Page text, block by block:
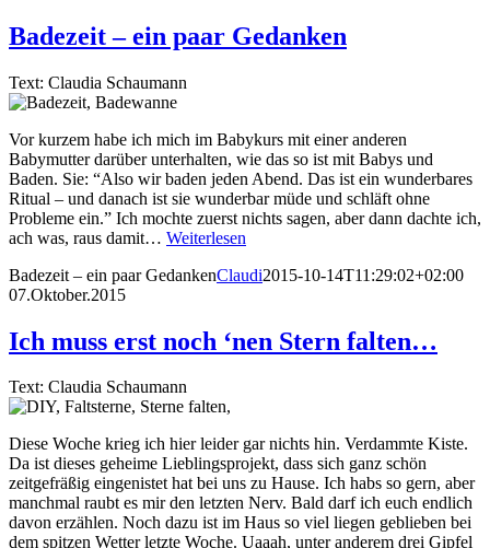
Badezeit – ein paar Gedanken
Text: Claudia Schaumann
Vor kurzem habe ich mich im Babykurs mit einer anderen
Babymutter darüber unterhalten, wie das so ist mit Babys und
Baden. Sie: “Also wir baden jeden Abend. Das ist ein wunderbares
Ritual – und danach ist sie wunderbar müde und schläft ohne
Probleme ein.” Ich mochte zuerst nichts sagen, aber dann dachte ich,
ach was, raus damit… Weiterlesen
Badezeit – ein paar GedankenClaudi2015-10-14T11:29:02+02:00
07.Oktober.2015
Ich muss erst noch ‘nen Stern falten…
Text: Claudia Schaumann
Diese Woche krieg ich hier leider gar nichts hin. Verdammte Kiste.
Da ist dieses geheime Lieblingsprojekt, dass sich ganz schön
zeitgefräßig eingenistet hat bei uns zu Hause. Ich habs so gern, aber
manchmal raubt es mir den letzten Nerv. Bald darf ich euch endlich
davon erzählen. Noch dazu ist im Haus so viel liegen geblieben bei
dem spitzen Wetter letzte Woche. Uaaah, unter anderem drei Gipfel